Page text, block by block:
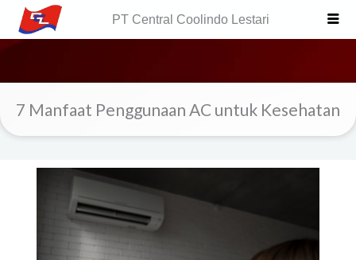
PT Central Coolindo Lestari
7 Manfaat Penggunaan AC untuk Kesehatan